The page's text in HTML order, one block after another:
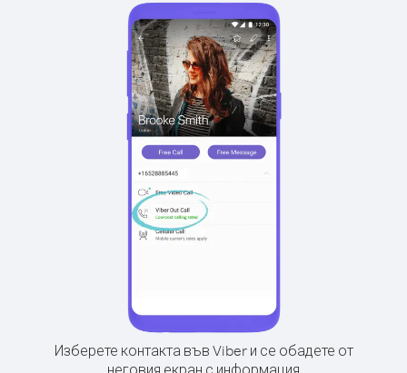
Изберете контакта във Viber и се обадете от
неговия екран с информация